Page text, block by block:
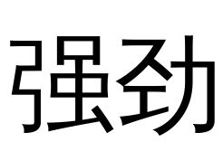
强劲